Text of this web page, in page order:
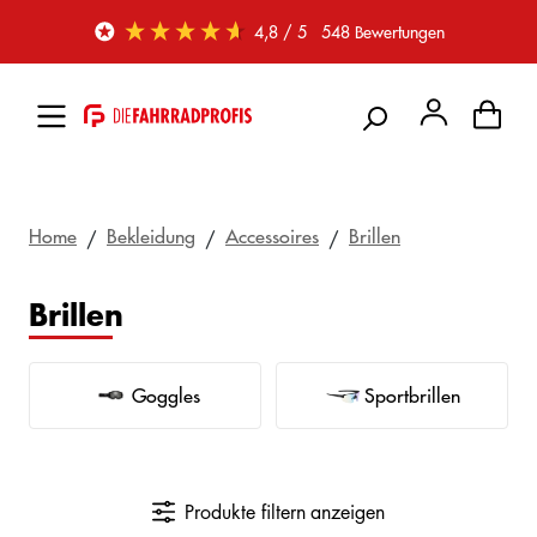
Zum Hauptinhalt springen 4,8/ 5 548 Bewertungen
Home Bekleidung Accessoires Brillen
Brillen
Goggles Sportbrillen
Produkte filtern